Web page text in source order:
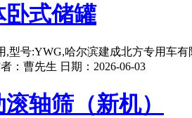
式储罐
型号:YWG,哈尔滨建成北方专用车有
： 曹先生 日期： 2026-06-03
轴筛（新机）